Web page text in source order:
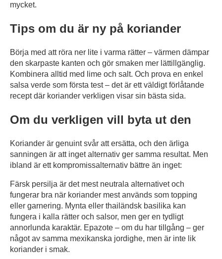
mycket.
Tips om du är ny på koriander
Börja med att röra ner lite i varma rätter – värmen dämpar
den skarpaste kanten och gör smaken mer lättillgänglig.
Kombinera alltid med lime och salt. Och prova en enkel
salsa verde som första test – det är ett väldigt förlåtande
recept där koriander verkligen visar sin bästa sida.
Om du verkligen vill byta ut den
Koriander är genuint svår att ersätta, och den ärliga
sanningen är att inget alternativ ger samma resultat. Men
ibland är ett kompromissalternativ bättre än inget:
Färsk persilja är det mest neutrala alternativet och
fungerar bra när koriander mest används som topping
eller garnering. Mynta eller thailändsk basilika kan
fungera i kalla rätter och salsor, men ger en tydligt
annorlunda karaktär. Epazote – om du har tillgång – ger
något av samma mexikanska jordighe, men är inte lik
koriander i smak.